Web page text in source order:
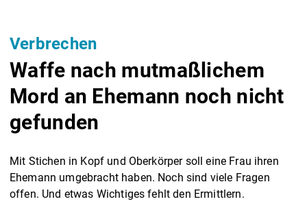
Verbrechen
Waffe nach mutmaßlichem
Mord an Ehemann noch nicht
gefunden
Mit Stichen in Kopf und Oberkörper soll eine Frau ihren
Ehemann umgebracht haben. Noch sind viele Fragen
offen. Und etwas Wichtiges fehlt den Ermittlern.